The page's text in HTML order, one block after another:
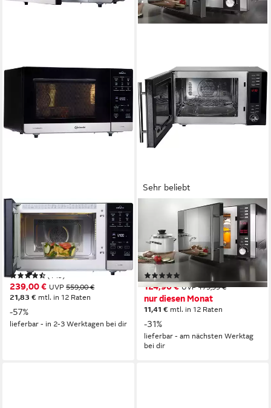
BAUKNECHT
Mikrowelle MW 59 MB
1700W
Leistung
25 l Kapazität
6 Leistungsstufen
(149)
239,00 € UVP 559,00 €
21,83 € mtl. in 12 Raten
-57%
lieferbar - in 2-3 Werktagen bei dir
Sehr beliebt
900W Leistung
25 l Kapazität
5 Leistungsstufen
124,90 € UVP179,99 €
nur diesen Monat
11,41 € mtl. in 12 Raten
-31%
lieferbar - am nächsten Werktag
bei dir